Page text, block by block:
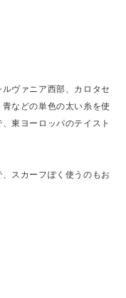
ヴァニア西部、カロタセ
などの単色の太い糸を使
東ヨーロッパのテイスト
スカーフぽく使うのもお